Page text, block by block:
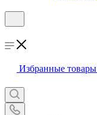
Избранные товары